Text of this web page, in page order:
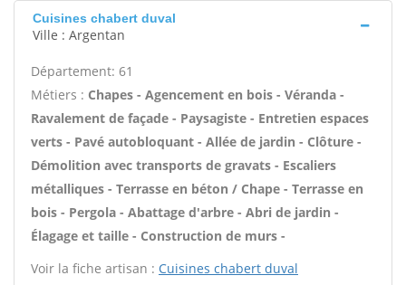
Cuisines chabert duval
Ville : Argentan
Département: 61
Métiers : Chapes - Agencement en bois - Véranda -
Ravalement de façade - Paysagiste - Entretien espaces
verts - Pavé autobloquant - Allée de jardin - Clôture -
Démolition avec transports de gravats - Escaliers
métalliques - Terrasse en béton / Chape - Terrasse en
bois - Pergola - Abattage d'arbre - Abri de jardin -
Élagage et taille - Construction de murs -
Voir la fiche artisan : Cuisines chabert duval